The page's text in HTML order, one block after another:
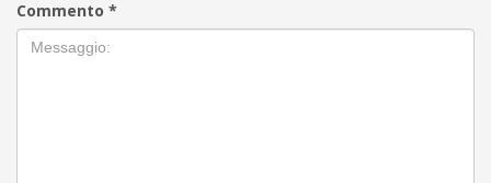
Commento *